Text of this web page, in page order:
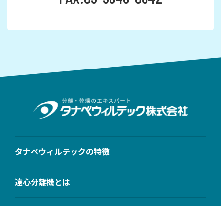
タナベウィルテックの特徴
遠心分離機とは